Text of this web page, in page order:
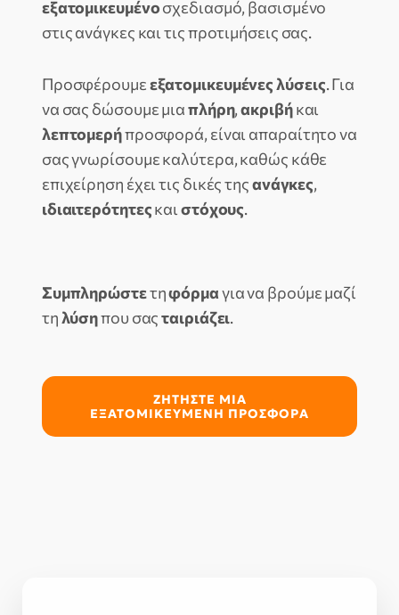
εξατομικευμένοσχεδιασμό, βασισμένο
στις ανάγκες και τις προτιμήσεις σας.
Προσφέρουμεεξατομικευμένες λύσεις. Για
να σας δώσουμε μιαπλήρη,ακριβήκαι
λεπτομερήπροσφορά, είναι απαραίτητο να
σας γνωρίσουμε καλύτερα, καθώς κάθε
επιχείρηση έχει τις δικές τηςανάγκες,
ιδιαιτερότητεςκαιστόχους.
Συμπληρώστετηφόρμαγια να βρούμε μαζί
τη λύσηπου σαςταιριάζει.
ΖΗΤΗΣΤΕ ΜΙΑ
ΕΞΑΤΟΜΙΚΕΥΜΕΝΗ ΠΡΟΣΦΟΡΑ